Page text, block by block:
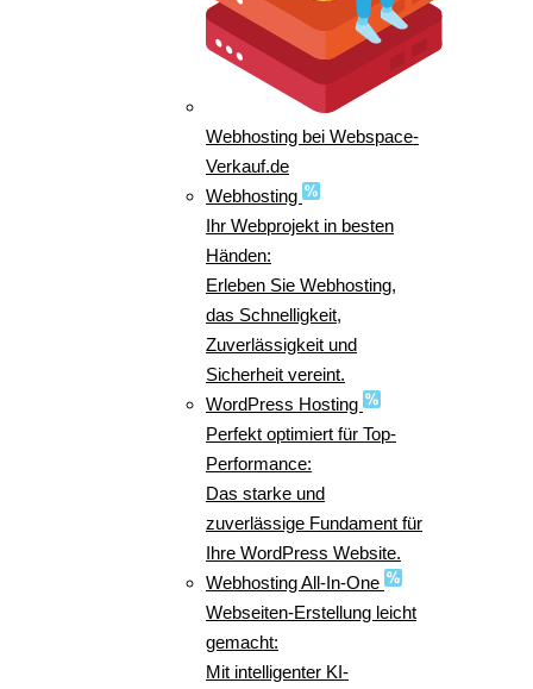
Webhosting bei Webspace-
Verkauf.de
Webhosting
Ihr Webprojekt in besten
Händen:
Erleben Sie Webhosting,
das Schnelligkeit,
Zuverlässigkeit und
Sicherheit vereint.
WordPress Hosting
Perfekt optimiert für Top-
Performance:
Das starke und
zuverlässige Fundament für
Ihre WordPress Website.
Webhosting All-In-One
Webseiten-Erstellung leicht
gemacht:
Mit intelligenter KI-